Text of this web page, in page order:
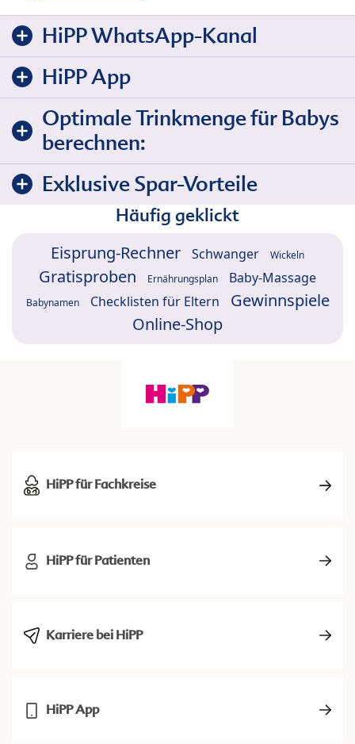
HiPP WhatsApp-Kanal
HiPP App
Optimale Trinkmenge für Babys
berechnen:
Exklusive Spar-Vorteile
Häufig geklickt
Eisprung-Rechner Schwanger Wickeln
Gratisproben Ernährungsplan Baby-Massage
Babynamen Checklisten für Eltern
Gewinnspiele
Online-Shop
HiPP für Fachkreise
HiPP für Patienten
Karriere bei HiPP
HiPP App